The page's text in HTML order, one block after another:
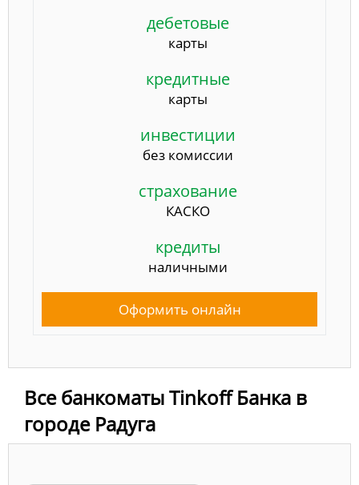
дебетовые
карты
кредитные
карты
инвестиции
без комиссии
страхование
КАСКО
кредиты
наличными
Оформить онлайн
Все банкоматы Tinkoff Банка в
городе Радуга